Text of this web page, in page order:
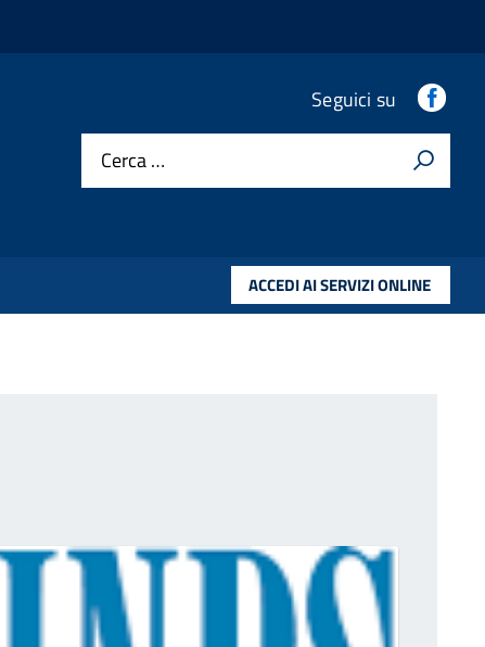
Seguici su
Cerca …
ACCEDI AI SERVIZI ONLINE